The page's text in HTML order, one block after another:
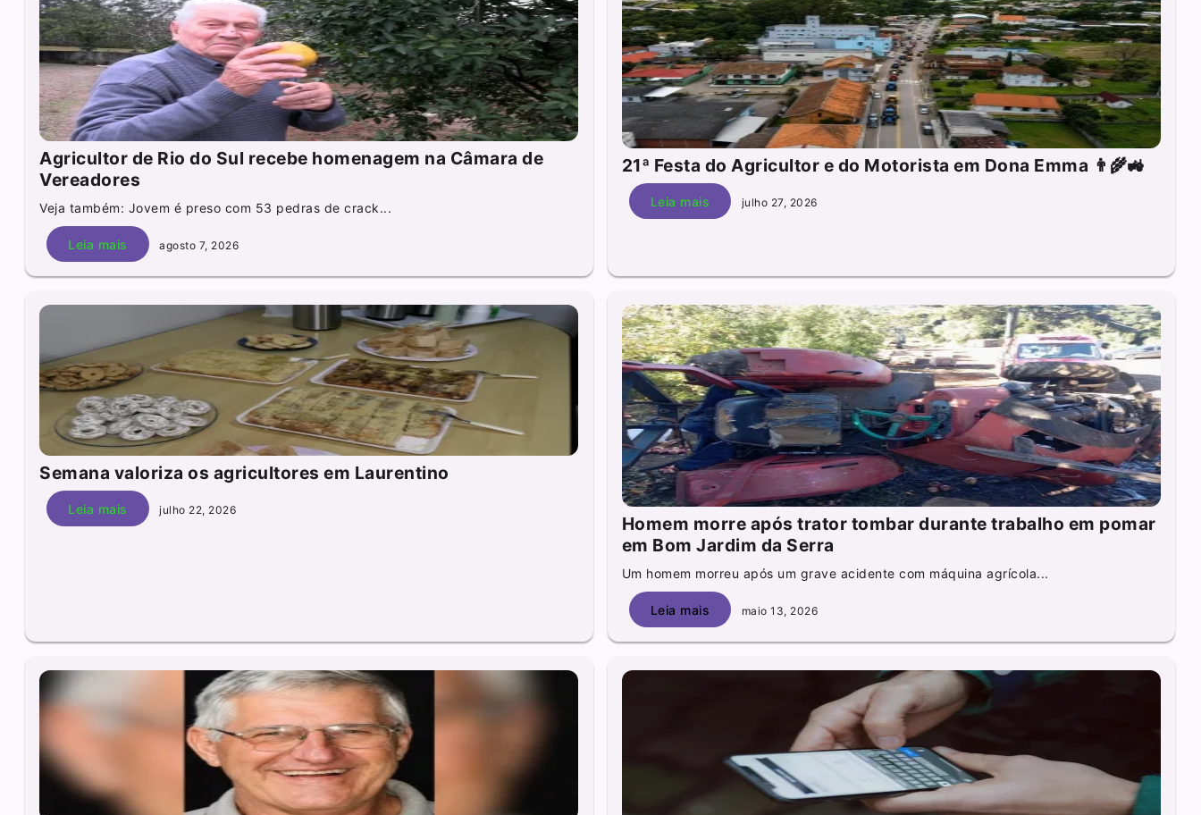
Agricultor de Rio do Sul recebe homenagem na Câmara de
Vereadores
Veja também: Jovem é preso com 53 pedras de crack...
Leia mais agosto 7, 2026
21ª Festa do Agricultor e do Motorista em Dona Emma 👨‍🌾🚜
Leia mais julho 27, 2026
Semana valoriza os agricultores em Laurentino
Leia mais julho 22, 2026
Homem morre após trator tombar durante trabalho em pomar
em Bom Jardim da Serra
Um homem morreu após um grave acidente com máquina agrícola...
Leia mais maio 13, 2026